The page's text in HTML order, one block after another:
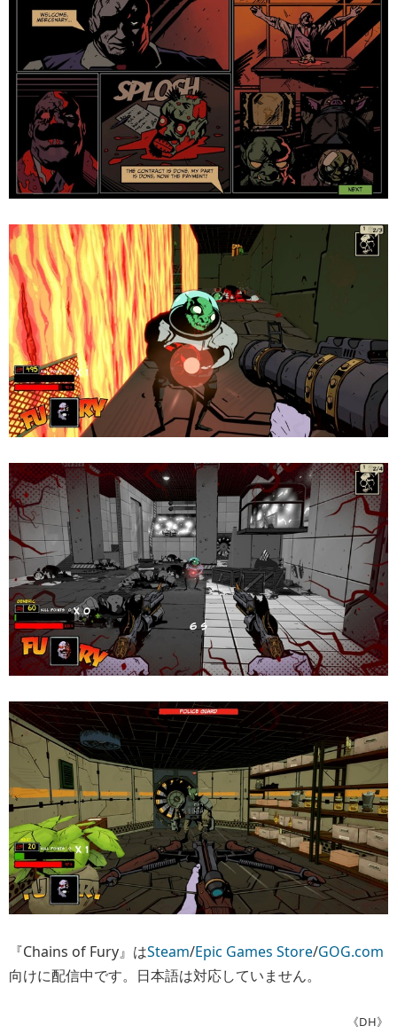
『Chains of Fury』はSteam/Epic Games Store/GOG.com
向けに配信中です。日本語は対応していません。
《DH》